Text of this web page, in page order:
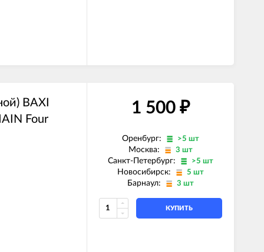
BAXI
Four
1 500 ₽
Оренбург: >5 шт
Москва: 3 шт
Санкт-Петербург: >5 шт
Новосибирск: 5 шт
Барнаул: 3 шт
КУПИТЬ